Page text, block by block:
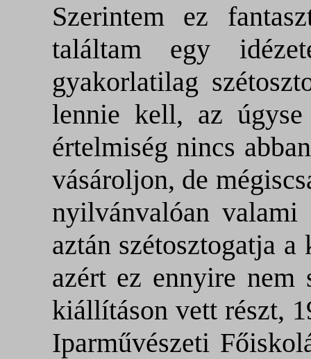
Szerintem ez
találtam egy
gyakorlatilag
lennie kell, az
értelmiség nincs
vásároljon, de
nyilvánvalóan
aztán szétosztogatja
azért ez ennyire nem
kiállításon vett részt,
Iparművészeti